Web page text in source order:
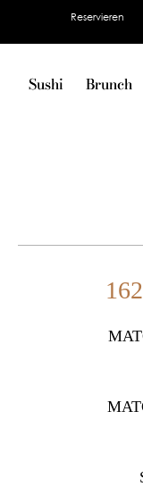
Reservieren
Sushi Brunch
Sushi Brunch